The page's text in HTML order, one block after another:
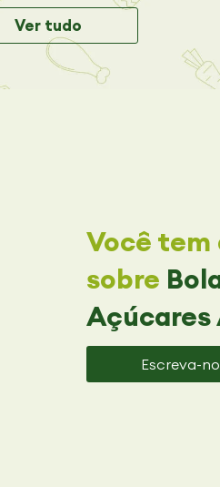
Ver tudo
Você
sobre
Açúcares
Escreva-